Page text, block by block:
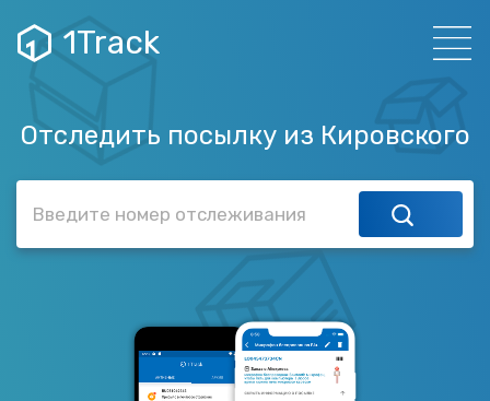
1Track
Отследить посылку из Кировского